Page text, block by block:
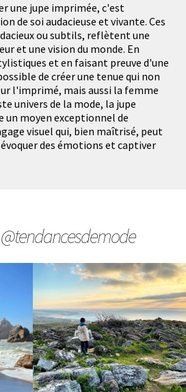
une jupe imprimée, c'est
de soi audacieuse et vivante. Ces
ou subtils, reflètent une
et une vision du monde. En
et en faisant preuve d'une
de créer une tenue qui non
l'imprimé, mais aussi la femme
univers de la mode, la jupe
un moyen exceptionnel de
visuel qui, bien maîtrisé, peut
des émotions et captiver
@tendancesdemode